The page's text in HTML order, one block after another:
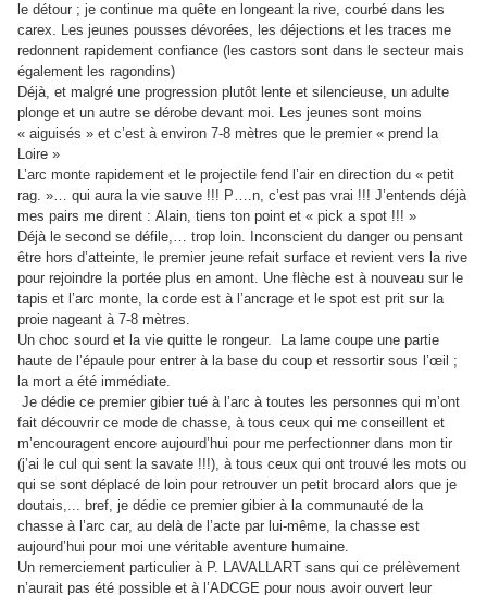
le détour ; je continue ma quête en longeant la rive, courbé dans les
carex. Les jeunes pousses dévorées, les déjections et les traces me
redonnent rapidement confiance (les castors sont dans le secteur mais
également les ragondins)
Déjà, et malgré une progression plutôt lente et silencieuse, un adulte
plonge et un autre se dérobe devant moi. Les jeunes sont moins
« aiguisés » et c’est à environ 7-8 mètres que le premier « prend la
Loire »
L’arc monte rapidement et le projectile fend l’air en direction du « petit
rag. »… qui aura la vie sauve !!! P….n, c’est pas vrai !!! J’entends déjà
mes pairs me dirent : Alain, tiens ton point et « pick a spot !!! »
Déjà le second se défile,… trop loin. Inconscient du danger ou pensant
être hors d’atteinte, le premier jeune refait surface et revient vers la rive
pour rejoindre la portée plus en amont. Une flèche est à nouveau sur le
tapis et l’arc monte, la corde est à l’ancrage et le spot est prit sur la
proie nageant à 7-8 mètres.
Un choc sourd et la vie quitte le rongeur.
La lame coupe une partie
haute de l’épaule pour entrer à la base du coup et ressortir sous l’œil ;
la mort a été immédiate.
Je dédie ce premier gibier tué à l’arc à toutes les personnes qui m’ont
fait découvrir ce mode de chasse, à tous ceux qui me conseillent et
m’encouragent encore aujourd’hui pour me perfectionner dans mon tir
(j’ai le cul qui sent la savate !!!), à tous ceux qui ont trouvé les mots ou
qui se sont déplacé de loin pour retrouver un petit brocard alors que je
doutais,... bref, je dédie ce premier gibier à la communauté de la
chasse à l’arc car, au delà de l’acte par lui-même, la chasse est
aujourd’hui pour moi une véritable aventure humaine.
Un remerciement particulier à P. LAVALLART sans qui ce prélèvement
n’aurait pas été possible et à l’ADCGE pour nous avoir ouvert leur